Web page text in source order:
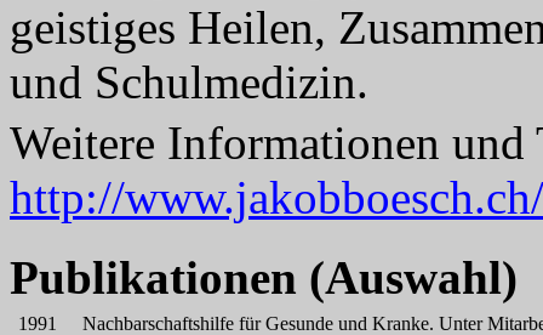
geistiges Heilen,
und Schulmedizin.
Weitere Informationen und
http://www.jakobboesch.ch/
Publikationen (Auswahl)
1991
Nachbarschaftshilfe für Gesunde und Kranke. Unter